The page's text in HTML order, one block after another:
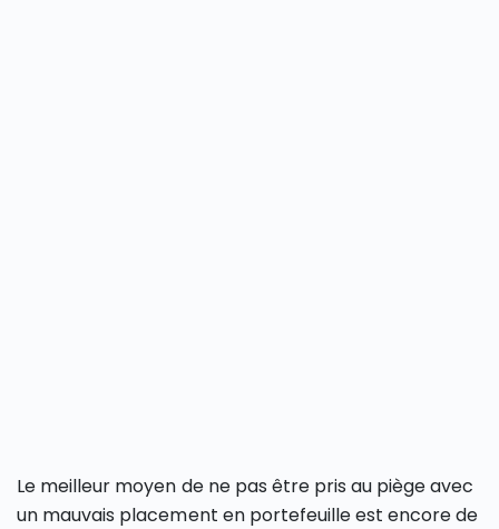
Le meilleur moyen de ne pas être pris au piège avec
un mauvais placement en portefeuille est encore de